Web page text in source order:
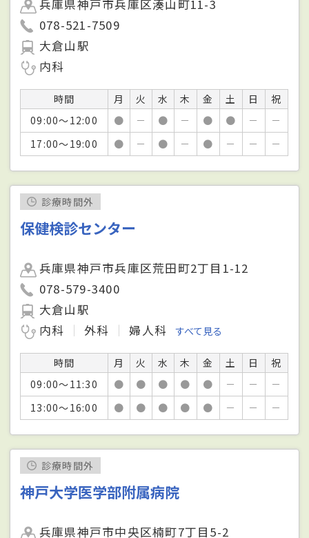
兵庫県神戸市兵庫区湊山町11-3
078-521-7509
大倉山駅
内科
時間 月 火 水 木 金 土 日
祝
09:00～12:00
● － ● － ● ● －
－
17:00～19:00
● － ● － ● － － －
診療時間外
保健検診センター
兵庫県神戸市兵庫区荒田町2丁目1-12
078-579-3400
大倉山駅
内科
外科 婦人科 すべて見る
時間 月 火 水 木 金 土 日
祝
09:00～11:30
● ● ● ● ● － －
－
13:00～16:00
● ● ● ● ● － － －
診療時間外
神戸大学医学部附属病院
兵庫県神戸市中央区楠町7丁目5-2